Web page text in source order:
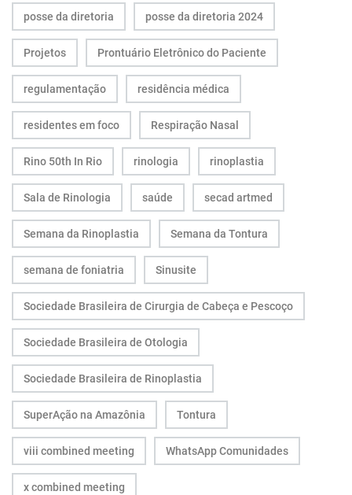
posse da diretoria posse da diretoria 2024
Projetos Prontuário Eletrônico do Paciente
regulamentação residência médica
residentes em foco Respiração Nasal
Rino 50th In Rio rinologia rinoplastia
Sala de Rinologia saúde secad artmed
Semana da Rinoplastia Semana da Tontura
semana de foniatria Sinusite
Sociedade Brasileira de Cirurgia de Cabeça e Pescoço
Sociedade Brasileira de Otologia
Sociedade Brasileira de Rinoplastia
SuperAção na Amazônia Tontura
viii combined meeting WhatsApp Comunidades
x combined meeting